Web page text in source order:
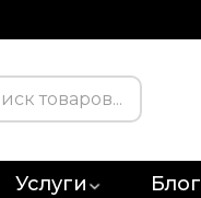
Услуги Блог